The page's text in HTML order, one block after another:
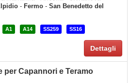
- Fermo - San Benedetto del
A1 A14 SS259 SS16
Dettagli
per Capannori e Teramo